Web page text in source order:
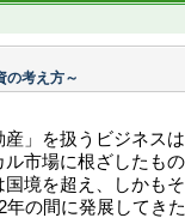
の考え方～
」を扱うビジネス
市場に根ざしたも
境を超え、しかも
の間に発展してき